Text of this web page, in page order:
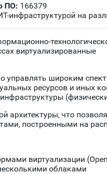
ПО: 166379
инфраструктурой на
виртуализированные
управлять широким
ресурсов и иных
архитектуры, что
построенными на
виртуализации
облаками